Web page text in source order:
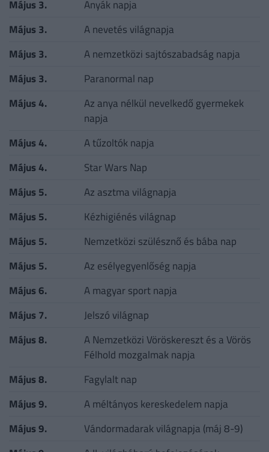
Május 3.
Anyák napja
Május 3.
A nevetés világnapja
Május 3.
A nemzetközi sajtószabadság napja
Május 3.
Paranormal nap
Május 4.
Az anya nélkül nevelkedő gyermekek
napja
Május 4.
A tűzoltók napja
Május 4.
Star Wars Nap
Május 5.
Az asztma világnapja
Május 5.
Kézhigiénés világnap
Május 5.
Nemzetközi szülésznő és bába nap
Május 5.
Az esélyegyenlőség napja
Május 6.
A magyar sport napja
Május 7.
Jelszó világnap
Május 8.
A Nemzetközi Vöröskereszt és a Vörös
Félhold mozgalmak napja
Május 8.
Fagylalt nap
Május 9.
A méltányos kereskedelem napja
Május 9.
Vándormadarak világnapja (máj 8-9)